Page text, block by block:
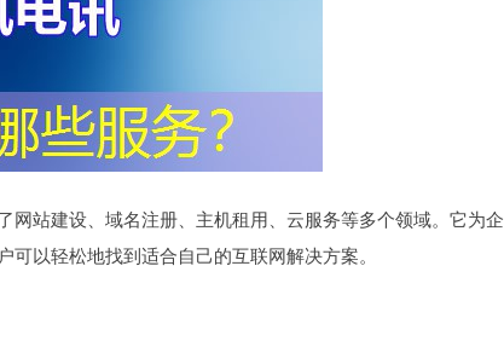
网站建设、域名注册、主机租用、云服务等多个领域。它为企
以轻松地找到适合自己的互联网解决方案。